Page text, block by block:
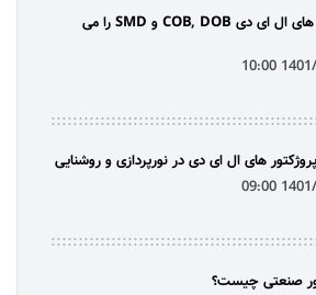
تفاوت های ال ای دی COB, DOB و SMD را می
1401/
های ال ای دی در نورپردازی و روشنایی
1401/
صنعتی چیست؟